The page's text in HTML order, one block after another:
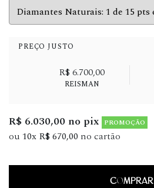
PREÇO JUSTO
R$ 6.700,00
REISMAN
R$ 6.030,00 no pix PROMOÇÃO
ou 10x R$ 670,00 no cartão
COMPRAR